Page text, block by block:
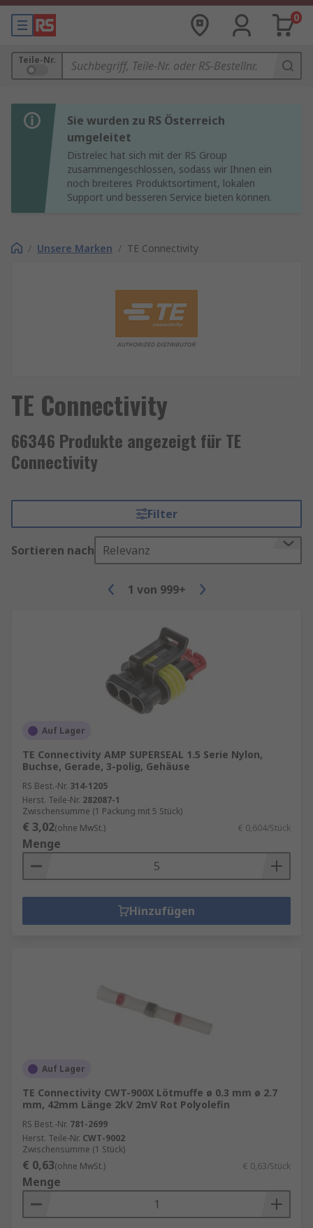
0
Teile-Nr.
Sie wurden zu RS Österreich
umgeleitet
Distrelec hat sich mit der RS Group
zusammengeschlossen, sodass wir Ihnen ein
noch breiteres Produktsortiment, lokalen
Support und besseren Service bieten können.
/ Unsere Marken / TE Connectivity
TE Connectivity
66346 Produkte angezeigt für TE
Connectivity
Filter
Sortieren nach Relevanz
1 von 999+
Auf Lager
TE Connectivity AMP SUPERSEAL 1.5 Serie Nylon,
Buchse, Gerade, 3-polig, Gehäuse
RS Best.-Nr. 314-1205
Herst. Teile-Nr. 282087-1
Zwischensumme (1 Packung mit 5 Stück)
€ 3,02(ohne MwSt.) € 0,604/Stück
Menge
Hinzufügen
Auf Lager
TE Connectivity CWT-900X Lötmuffe ø 0.3 mm ø 2.7
mm, 42mm Länge 2kV 2mV Rot Polyolefin
RS Best.-Nr. 781-2699
Herst. Teile-Nr. CWT-9002
Zwischensumme (1 Stück)
€ 0,63(ohne MwSt.) € 0,63/Stück
Menge